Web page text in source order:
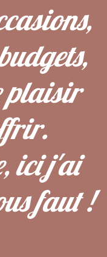
plaisir
ici j'ai
faut !